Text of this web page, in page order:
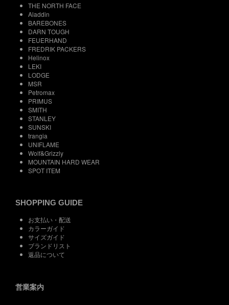
THE NORTH FACE
Aladdin
BAREBONES
DARN TOUGH
FEUERHAND
FREDRIK PACKERS
Helinox
LEKI
LODGE
MSR
Petromax
PRIMUS
SMITH
STANLEY
SUNSKI
trangia
UNIFLAME
Wolf&Grizzly
MOUNTAIN HARD WEAR
SPOT ITEM
SHOPPING GUIDE
お支払い・配送
カラーガイド
サイズガイド
ブランドリスト
返品について
営業案内